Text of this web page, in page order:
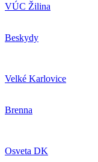
VÚC Žilina
Beskydy
Velké Karlovice
Brenna
Osveta DK